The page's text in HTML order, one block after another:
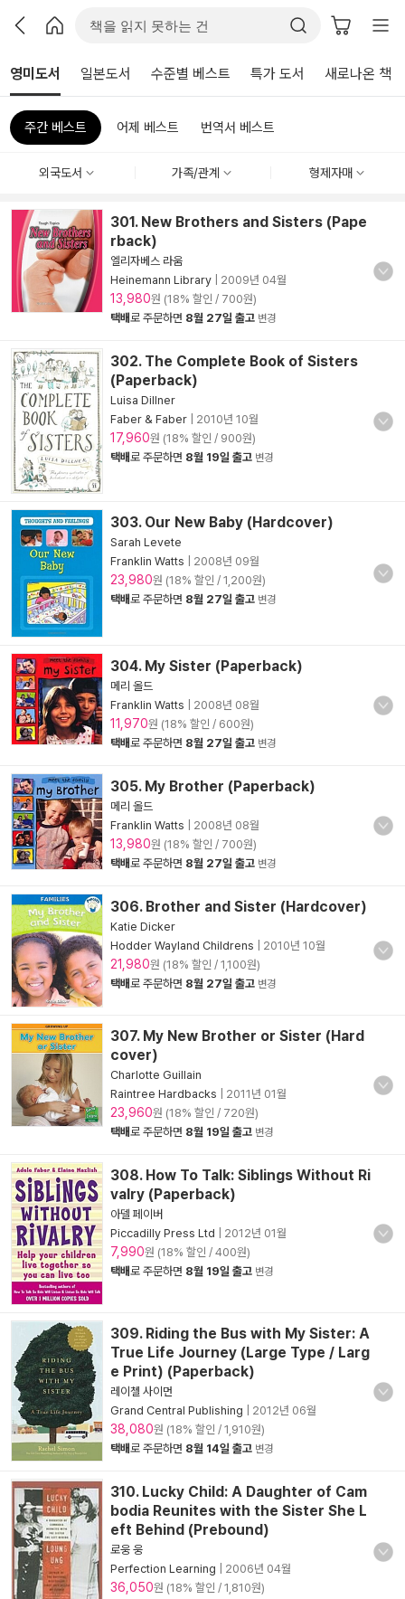
영미도서 일본도서 수준별 베스트 특가 도서 새로나온 책
주간 베스트 어제 베스트 번역서 베스트
외국도서 가족/관계 형제자매
301. New Brothers and Sisters (Pape
rback)
엘리자베스 라움
Heinemann Library
2009년 04월
13,980원 (18% 할인 / 700원)
택배로 주문하면 8월 27일 출고 변경
302. The Complete Book of Sisters
(Paperback)
Luisa Dillner
Faber & Faber
2010년 10월
17,960원 (18% 할인 / 900원)
택배로 주문하면 8월 19일 출고 변경
303. Our New Baby (Hardcover)
Sarah Levete
Franklin Watts
2008년 09월
23,980원 (18% 할인 / 1,200원)
택배로 주문하면 8월 27일 출고 변경
304. My Sister (Paperback)
메리 올드
Franklin Watts
2008년 08월
11,970원 (18% 할인 / 600원)
택배로 주문하면 8월 27일 출고 변경
305. My Brother (Paperback)
메리 올드
Franklin Watts
2008년 08월
13,980원 (18% 할인 / 700원)
택배로 주문하면 8월 27일 출고 변경
306. Brother and Sister (Hardcover)
Katie Dicker
Hodder Wayland Childrens
2010년 10월
21,980원 (18% 할인 / 1,100원)
택배로 주문하면 8월 27일 출고 변경
307. My New Brother or Sister (Hard
cover)
Charlotte Guillain
Raintree Hardbacks
2011년 01월
23,960원 (18% 할인 / 720원)
택배로 주문하면 8월 19일 출고 변경
308. How To Talk: Siblings Without Ri
valry (Paperback)
아델 페이버
Piccadilly Press Ltd
2012년 01월
7,990원 (18% 할인 / 400원)
택배로 주문하면 8월 19일 출고 변경
309. Riding the Bus with My Sister: A
True Life Journey (Large Type / Larg
e Print) (Paperback)
레이첼 사이먼
Grand Central Publishing
2012년 06월
38,080원 (18% 할인 / 1,910원)
택배로 주문하면 8월 14일 출고 변경
310. Lucky Child: A Daughter of Cam
bodia Reunites with the Sister She L
eft Behind (Prebound)
로웅 웅
Perfection Learning
2006년 04월
36,050원 (18% 할인 / 1,810원)